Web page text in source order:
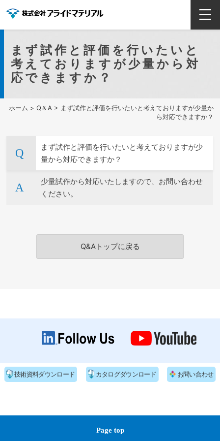
ホーム > Q＆A > まず試作と評価を行いたいと考えておりますが少量か
ら対応できますか？
まず試作と評価を行いたいと
考えておりますが少量から対
応できますか？
まず試作と評価を行いたいと考えておりますが少
量から対応できますか？
少量試作から対応いたしますので、お問い合わせ
ください。
Q&Aトップに戻る
技術資料ダウンロード カタログダウンロード お問い合わせ
Page top